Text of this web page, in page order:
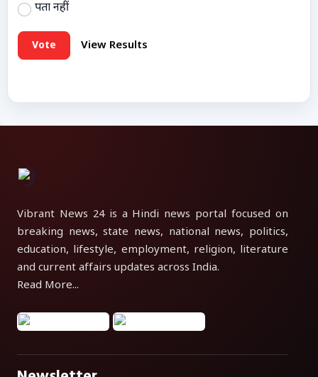
पता नहीं
Vote View Results
Vibrant News 24 is a Hindi news portal focused on
breaking news, state news, national news, politics,
education, lifestyle, employment, religion, literature
and current affairs updates across India.
Read More...